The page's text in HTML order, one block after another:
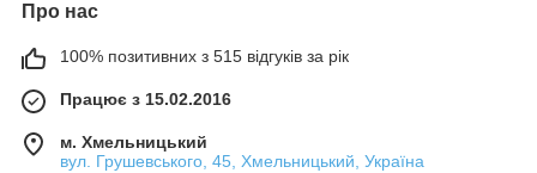
Про нас
100% позитивних з 515 відгуків за рік
Працює з 15.02.2016
м. Хмельницький
вул. Грушевського, 45, Хмельницький, Україна